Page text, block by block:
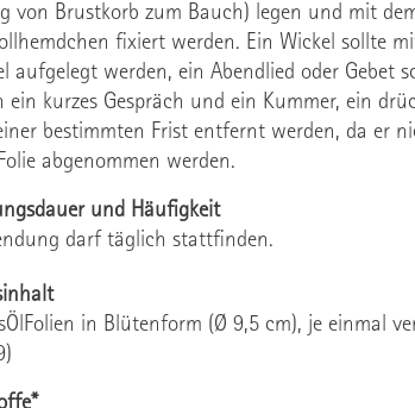
von Brustkorb zum Bauch) legen und mit
fixiert werden. Ein Wickel sollte
aufgelegt werden, ein Abendlied oder
ein kurzes Gespräch und ein Kummer, ein
bestimmten Frist entfernt werden, da er
abgenommen werden.
und Häufigkeit
darf täglich stattfinden.
in Blütenform (Ø 9,5 cm), je einmal